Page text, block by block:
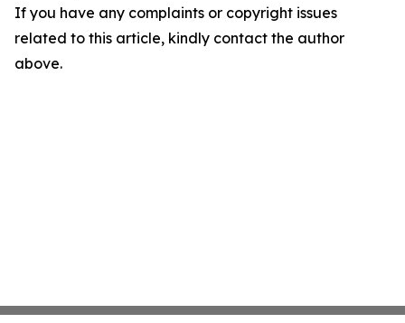
If you have any complaints or copyright issues
related to this article, kindly contact the author
above.